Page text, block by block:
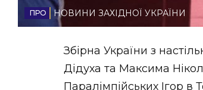
ВІДЕОНОВИНИ ЗАХІДНОЇ УКРАЇНИ
Збірна України з
Дідуха та Максима
Паралімпійських Ігор в